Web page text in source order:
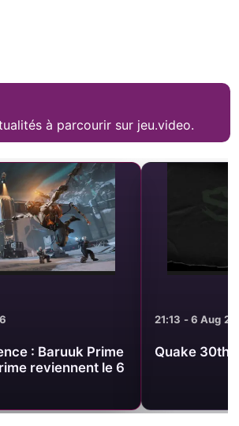
à parcourir sur jeu.video.
Update
19:54 - 6 Aug
Tomb